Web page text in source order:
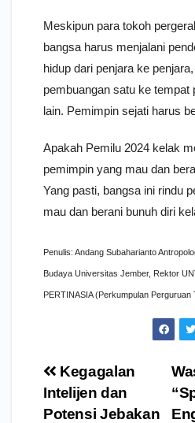
Meskipun para tokoh
bangsa harus menjalani
hidup dari penjara ke
pembuangan satu ke tempat
lain. Pemimpin sejati harus
Apakah Pemilu 2024 kelak
pemimpin yang mau dan
Yang pasti, bangsa ini rindu
mau dan berani bunuh diri
Penulis: Andang Subaharianto
Budaya Universitas Jember, Rektor
PERTINASIA (Perkumpulan Perguruan
Navigasi
pos
Kegagalan
Intelijen dan
Potensi Jebakan